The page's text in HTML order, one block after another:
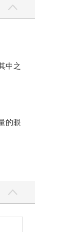
中之
的眼